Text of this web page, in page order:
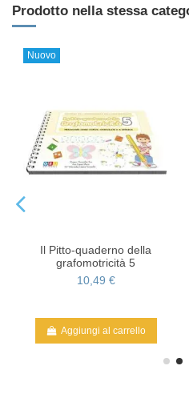
Prodotto nella stessa
Nuovo
Il Pitto-quaderno della
grafomotricità 5
10,49 €
Aggiungi al carrello